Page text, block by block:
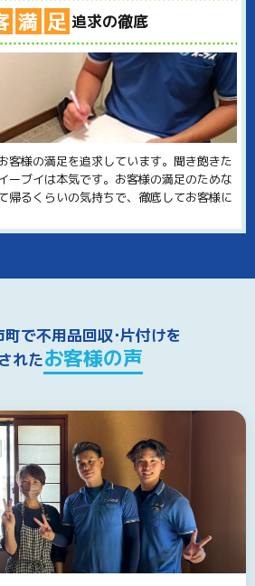
満 足 追求の徹底
客様の満足を追求しています。聞き飽きた
ーブイは本気です。お客様の満足のためな
帰るくらいの気持ちで、徹底してお客様に
で不用品回収･片付けを
れたお客様の声